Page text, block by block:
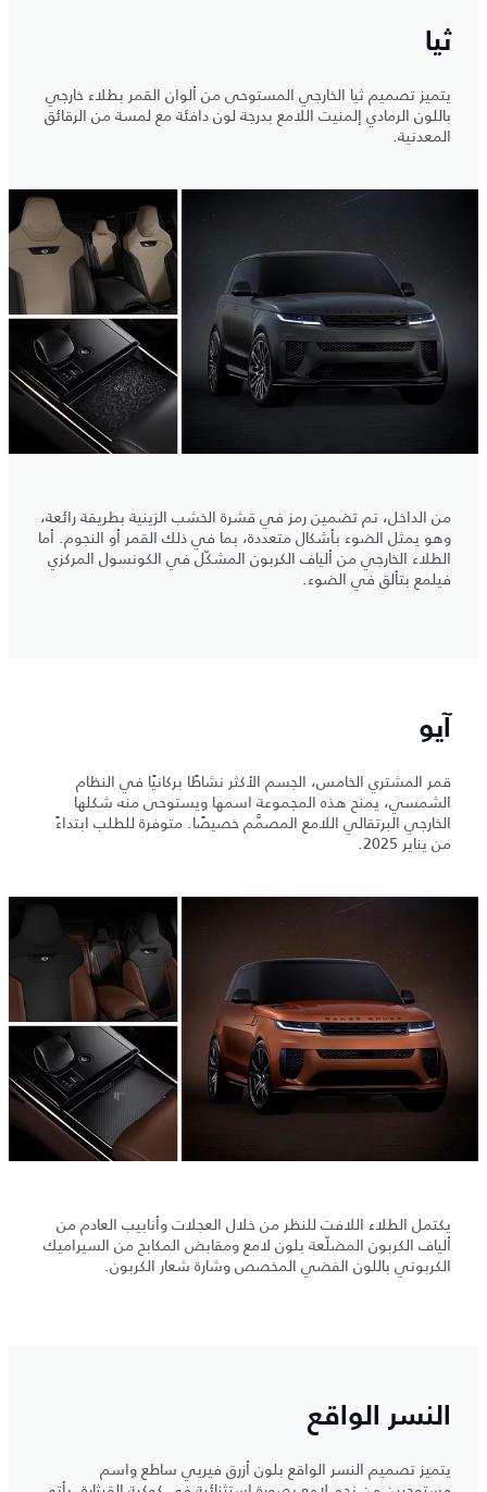
ثيا
يتميز تصميم ثيا الخارجي المستوحى من ألوان القمر بطلاء خارجي
باللون الرمادي إلمنيت اللامع بدرجة لون دافئة مع لمسة من الرقائق
المعدنية.
من الداخل، تم تضمين رمز في قشرة الخشب الزينية بطريقة رائعة،
وهو يمثل الضوء بأشكال متعددة، بما في ذلك القمر أو النجوم. أما
الطلاء الخارجي من ألياف الكربون المشكّل في الكونسول المركزي
فيلمع بتألق في الضوء.
آيو
قمر المشتري الخامس، الجسم الأكثر نشاطًا بركانيًا في النظام
الشمسي، يمنح هذه المجموعة اسمها ويستوحى منه شكلها
الخارجي البرتقالي اللامع المصمَّم خصيصًا. متوفرة للطلب ابتداءً
من يناير 2025.
يكتمل الطلاء اللافت للنظر من خلال العجلات وأنابيب العادم من
ألياف الكربون المضلّعة بلون لامع ومقابض المكابح من السيراميك
الكربوني باللون الفضي المخصص وشارة شعار الكربون.
النسر الواقع
يتميز تصميم النسر الواقع بلون أزرق فيريي ساطع واسم